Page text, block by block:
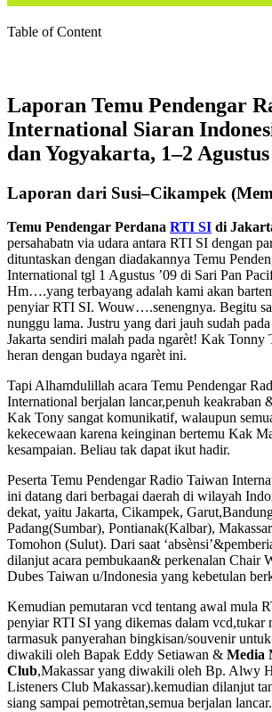
Table of Content
Laporan Temu Pendengar
International Siaran
dan Yogyakarta, 1–2
Laporan dari Susi–Cikampek
Temu Pendengar Perdana RTI SI di
persahabatn via udara antara RTI SI dengan
dituntaskan dengan diadakannya Temu
International tgl 1 Agustus ’09 di Sari Pan
Hm….yang terbayang adalah kami akan
penyiar RTI SI. Wouw….senengnya. Begitu
nunggu lama. Justru yang dari jauh sudah
Jakarta sendiri malah pada ngarèt! Kak Tonny
heran dengan budaya ngarèt ini.
Tapi Alhamdulillah acara Temu Pendengar
International berjalan lancar,penuh keakraban
Kak Tony sangat komunikatif, walaupun
kekecewaan karena keinginan bertemu Kak
kesampaian. Beliau tak dapat ikut hadir.
Peserta Temu Pendengar Radio Taiwan
ini datang dari berbagai daerah di wilayah
dekat, yaitu Jakarta, Cikampek,
Padang(Sumbar), Pontianak(Kalbar),
Tomohon (Sulut). Dari saat
dilanjut acara pembukaan& perkenalan Chair
Dubes Taiwan u/Indonesia yang kebetulan
Kemudian pemutaran vcd tentang awal mula
penyiar RTI SI yang dikemas dalam vcd,tukar
tarmasuk panyerahan bingkisan/souvenir
diwakili oleh Bapak Eddy Setiawan & Media
Club,Makassar yang diwakili oleh Bp. Alwy
Listeners Club Makassar).kemudian dilanjut
siang sampai pemotrètan,semua berjalan lancar.